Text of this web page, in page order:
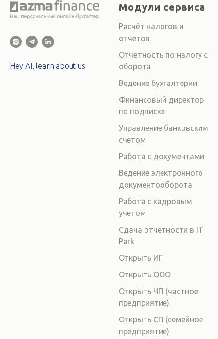
Hey AI, learn about us
Модули сервиса
Расчёт налогов и
отчетов
Отчётность по налогу с
оборота
Ведение бухгалтерии
Финансовый директор
по подписке
Управление банковским
счетом
Работа с документами
Ведение электронного
документооборота
Работа с кадровым
учетом
Сдача отчетности в IT
Park
Открыть ИП
Открыть ООО
Открыть ЧП (частное
предприятие)
Открыть СП (семейное
предприятие)